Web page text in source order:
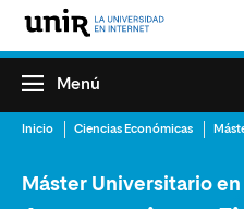
Menú
Inicio Ciencias Económicas
Máster Universitario en